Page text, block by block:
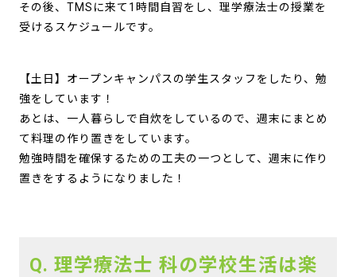
その後、TMSに来て1時間自習をし、理学療法士の授業を
受けるスケジュールです。
【土日】オープンキャンパスの学生スタッフをしたり、勉
強をしています！
あとは、一人暮らしで自炊をしているので、週末にまとめ
て料理の作り置きをしています。
勉強時間を確保するための工夫の一つとして、週末に作り
置きをするようになりました！
Q. 理学療法士 科の学校生活は楽